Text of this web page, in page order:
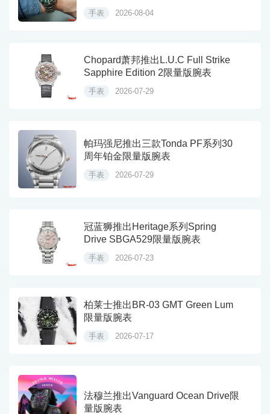
手表 2026-08-04
Chopard萧邦推出L.U.C Full Strike
Sapphire Edition 2限量版腕表
手表 2026-07-29
帕玛强尼推出三款Tonda PF系列30
周年铂金限量版腕表
手表 2026-07-29
冠蓝狮推出Heritage系列Spring
Drive SBGA529限量版腕表
手表 2026-07-23
柏莱士推出BR-03 GMT Green Lum
限量版腕表
手表 2026-07-17
法穆兰推出Vanguard Ocean Drive限
量版腕表